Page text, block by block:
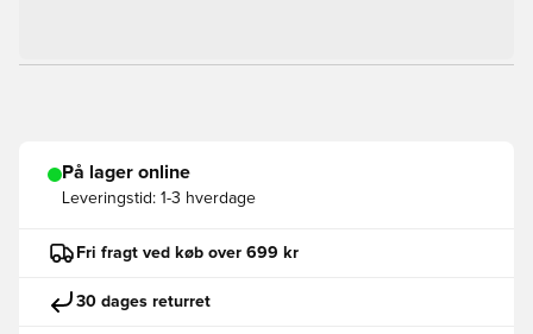
På lager online
Leveringstid: 1-3 hverdage
Fri fragt ved køb over 699 kr
30 dages returret